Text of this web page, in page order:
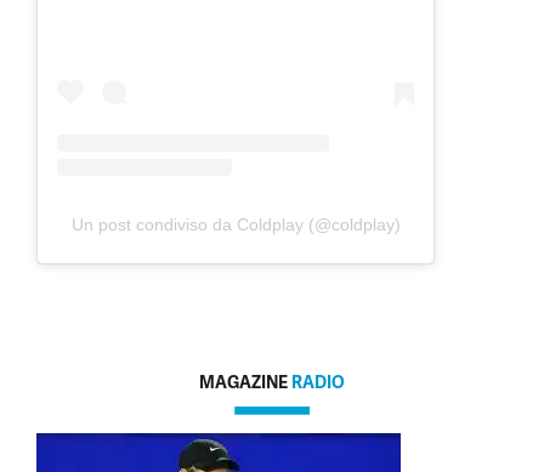
Un post condiviso da Coldplay (@coldplay)
MAGAZINE RADIO